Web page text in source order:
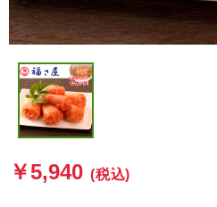
￥5,940 (税込)